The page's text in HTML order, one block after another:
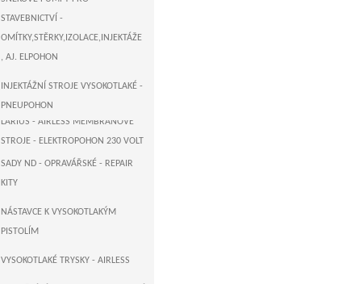
MEMBRÁNOVÉ VYSOKOTLAKÉ
LARIUS - AIRLESS MEMBRÁNOVÉ
STROJE - ELEKTROPOHON 230 VOLT
STAVEBNICTVÍ -
OMÍTKY,STĚRKY,IZOLACE,INJEKTÁŽE
, AJ. ELPOHON
INJEKTÁŽNÍ STROJE VYSOKOTLAKÉ -
PNEUPOHON
SADY ND - OPRAVÁŘSKÉ - REPAIR
KITY
NÁSTAVCE K VYSOKOTLAKÝM
PISTOLÍM
VYSOKOTLAKÉ TRYSKY - AIRLESS